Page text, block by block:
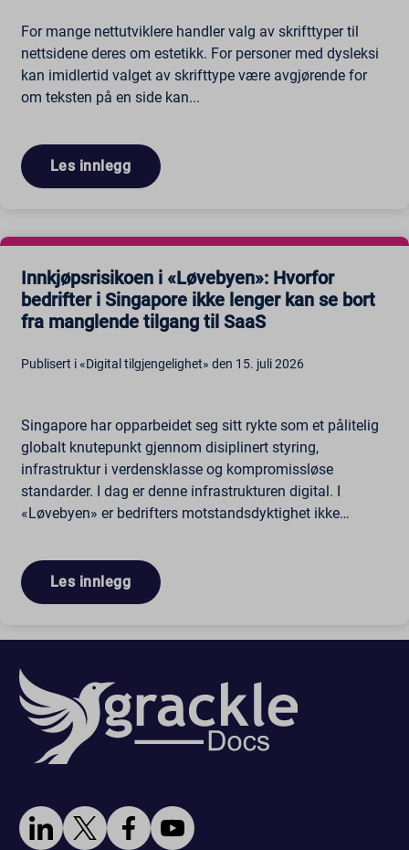
For mange nettutviklere handler valg av skrifttyper til
nettsidene deres om estetikk. For personer med dysleksi
kan imidlertid valget av skrifttype være avgjørende for
om teksten på en side kan...
Les innlegg
Innkjøpsrisikoen i «Løvebyen»: Hvorfor
bedrifter i Singapore ikke lenger kan se bort
fra manglende tilgang til SaaS
Publisert i «Digital tilgjengelighet» den 15. juli 2026
Singapore har opparbeidet seg sitt rykte som et pålitelig
globalt knutepunkt gjennom disiplinert styring,
infrastruktur i verdensklasse og kompromissløse
standarder. I dag er denne infrastrukturen digital. I
«Løvebyen» er bedrifters motstandsdyktighet ikke…
Les innlegg